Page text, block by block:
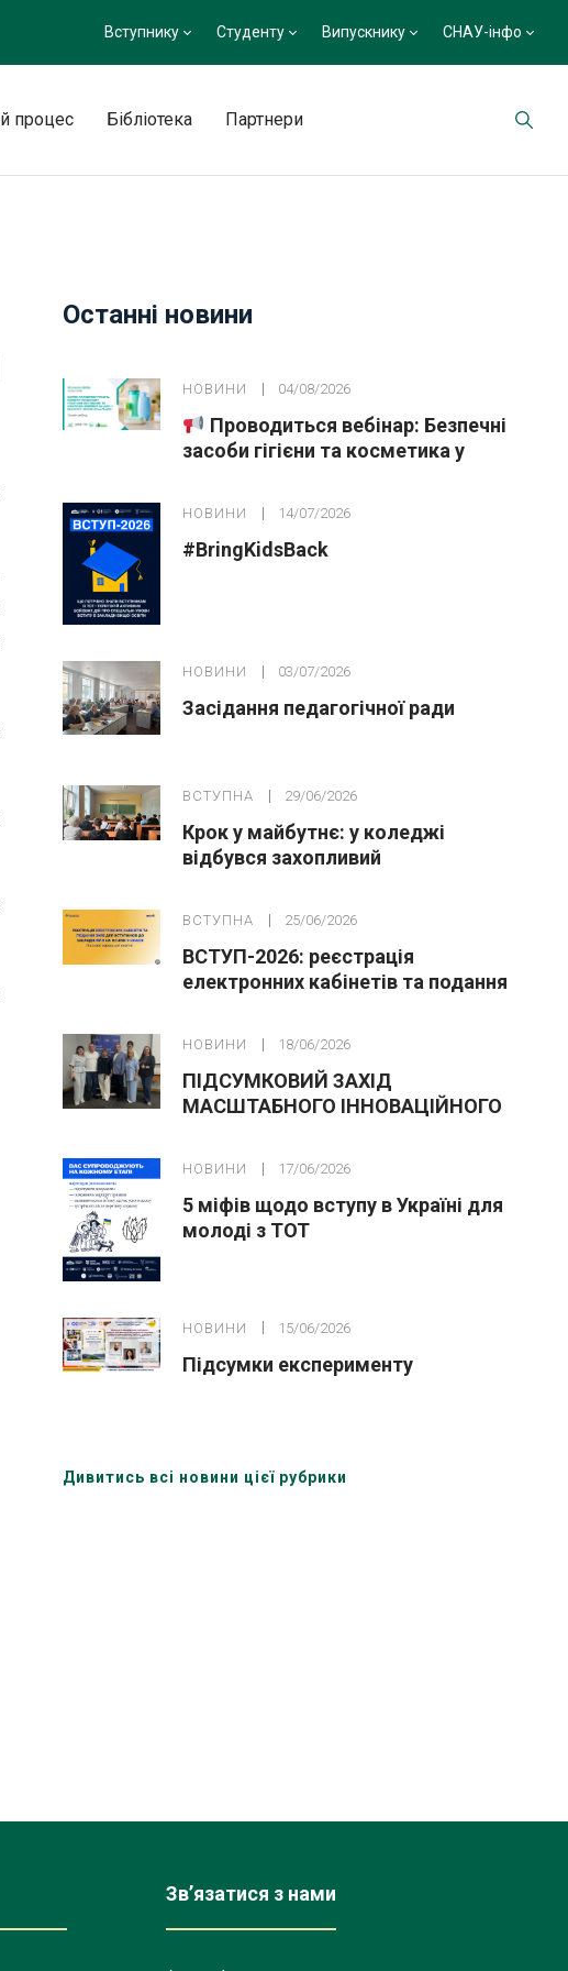
Вступнику Студенту Випускнику СНАУ-інфо
процес Бібліотека Партнери
Останні новини
НОВИНИ 04/08/2026
Проводиться вебінар: Безпечні
засоби гігієни та косметика у
НОВИНИ 14/07/2026
#BringKidsBack
НОВИНИ 03/07/2026
Засідання педагогічної ради
ВСТУПНА 29/06/2026
Крок у майбутнє: у коледжі
відбувся захопливий
абітурієнтів
ВСТУПНА 25/06/2026
ВСТУП-2026: реєстрація
електронних кабінетів та подання
НОВИНИ 18/06/2026
ПІДСУМКОВИЙ ЗАХІД
МАСШТАБНОГО ІННОВАЦІЙНОГО
НОВИНИ 17/06/2026
5 міфів щодо вступу в Україні для
молоді з ТОТ
НОВИНИ 15/06/2026
Підсумки експерименту
Дивитись всі новини цієї рубрики
Зв’язатися з нами